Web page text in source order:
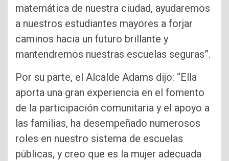
matemática de nuestra ciudad, ayudaremos
a nuestros estudiantes mayores a forjar
caminos hacia un futuro brillante y
mantendremos nuestras escuelas seguras”.
Por su parte, el Alcalde Adams dijo: “Ella
aporta una gran experiencia en el fomento
de la participación comunitaria y el apoyo a
las familias, ha desempeñado numerosos
roles en nuestro sistema de escuelas
públicas, y creo que es la mujer adecuada